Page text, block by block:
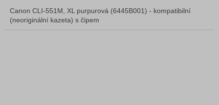
Canon CLI-551M, XL purpurová (6445B001) - kompatibilní
(neoriginální kazeta) s čipem